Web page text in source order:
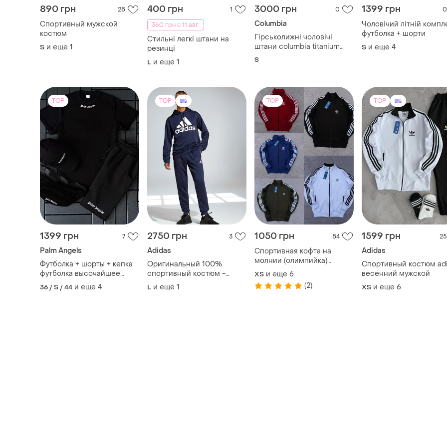
890 грн 28
Спортивный мужской
костюм
S и еще 1
400 грн
1
360 грн с 11 авг.
Стильні легкі штани на
резинці
L и еще 1
3000 грн 0
Columbia
Гірськолижні чоловічі
штани columbia titanium
omni-tech interchange
S
1399 грн 0
Чоловічий літній
футболка + шорти
S и еще 4
TOP
1399 грн 7
Palm Angels
Футболка + шорты + кепка
футболка высочайшее
качество.
36 / S / 44 и еще 4
TOP
2750 грн 3
Adidas
Оригинальный 100%
спортивный костюм -
adidas sportswear french
terry hooded(размеры l и xl)
L и еще 1
TOP
1050 грн 84
Спортивная кофта на
молнии (олимпийка)
разные цвета
XS и еще 6
(2)
TOP
1599 грн 25
Adidas
Спортивный костюм
весенний мужской
XS и еще 6